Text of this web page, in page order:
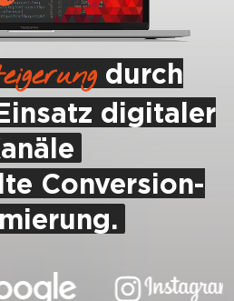
durch
digitaler
Conversion-